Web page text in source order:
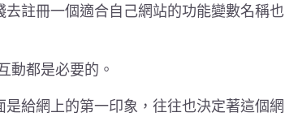
註冊一個適合自己網站的功能變數名稱也
動都是必要的。
給網上的第一印象，往往也決定著這個網